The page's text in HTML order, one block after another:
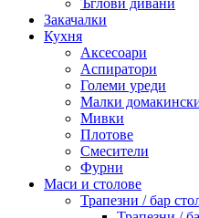
Ъглови дивани
Закачалки
Кухня
Аксесоари
Аспиратори
Големи уреди
Малки
Мивки
Плотове
Смесители
Фурни
Маси и столове
Трапезни / бар